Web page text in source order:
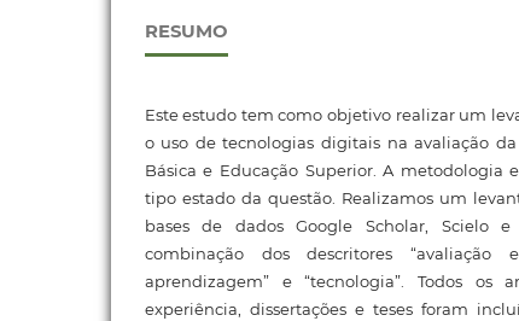
RESUMO
Este estudo tem como objetivo realizar um
o uso de tecnologias digitais na avaliação
Básica e Educação Superior. A metodologia
tipo estado da questão. Realizamos um
bases de dados Google Scholar, Scielo
combinação dos descritores “avaliação
aprendizagem” e “tecnologia”. Todos os
experiência, dissertações e teses foram